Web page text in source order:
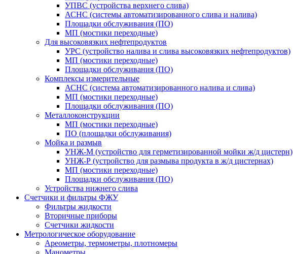
УПВС (уcтройства верхнего слива)
АСНС (системы автоматизированного слива и налива)
Площадки обслуживания (ПО)
МП (мостики переходные)
Для высоковязких нефтепродуктов
УРС (устройство налива и слива высоковязких нефтепродуктов)
МП (мостики переходные)
Площадки обслуживания (ПО)
Комплексы измерительные
АСНС (система автоматизированного налива и слива)
МП (мостики переходные)
Площадки обслуживания (ПО)
Металлоконструкции
МП (мостики переходные)
ПО (площадки обслуживания)
Мойка и размыв
УНЖ-М (устройство для герметизированной мойки ж/д цистерн)
УНЖ-Р (устройство для размыва продукта в ж/д цистернах)
МП (мостики переходные)
Площадки обслуживания (ПО)
Устройства нижнего слива
Счетчики и фильтры ФЖУ
Фильтры жидкости
Вторичные приборы
Счетчики жидкости
Метрологическое оборудование
Ареометры, термометры, плотномеры
Манометры